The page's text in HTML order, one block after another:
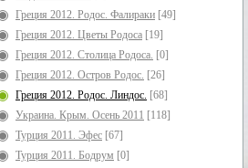
Греция 2012. Родос. Фалираки [49]
Греция 2012. Цветы Родоса [19]
Греция 2012. Столица Родоса. [0]
Греция 2012. Остров Родос. [26]
Греция 2012. Родос. Линдос. [68]
Украина. Крым. Осень 2011 [118]
Турция 2011. Эфес [67]
Турция 2011. Бодрум [0]